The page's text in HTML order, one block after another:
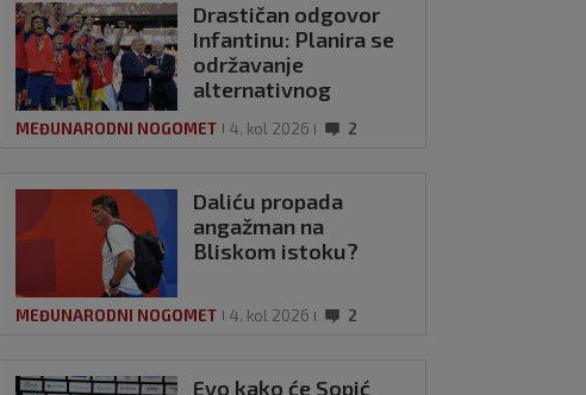
Drastičan odgovor
Infantinu: Planira se
održavanje
alternativnog
prvenstva?
MEĐUNARODNI NOGOMET 4. kol 2026 2
Daliću propada
angažman na
Bliskom istoku?
MEĐUNARODNI NOGOMET 4. kol 2026 2
Evo kako će Sopić